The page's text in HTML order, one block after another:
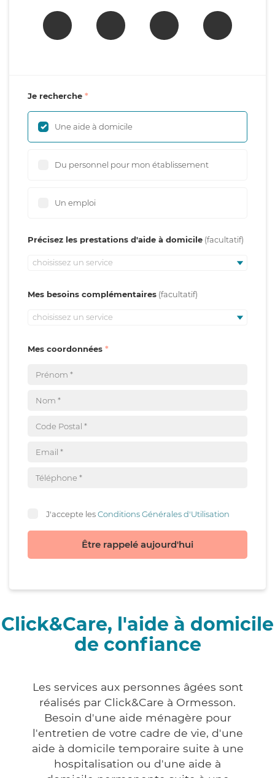
Je recherche
Une aide à domicile
Du personnel pour mon établissement
Un emploi
Précisez les prestations d'aide à domicile
choisissez un service
Mes besoins complémentaires
choisissez un service
Mes coordonnées
J'accepte lesConditions Générales d'Utilisation
Être rappelé aujourd'hui
Click&Care, l'aide à domicile
de confiance
Les services aux personnes âgées sont
réalisés par Click&Care à Ormesson.
Besoin d'une aide ménagère pour
l'entretien de votre cadre de vie, d'une
aide à domicile temporaire suite à une
hospitalisation ou d'une aide à